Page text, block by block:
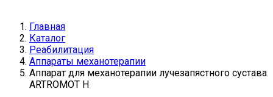
Главная
Каталог
Реабилитация
Аппараты механотерапии
Аппарат для механотерапии лучезапястного сустава
ARTROMOT H